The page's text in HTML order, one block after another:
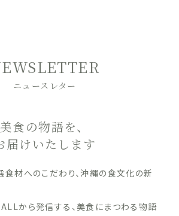
ニュースレター
美食の物語を、
届けいたします
食材へのこだわり、沖縄の食文化の新
から発信する、美食にまつわる物語